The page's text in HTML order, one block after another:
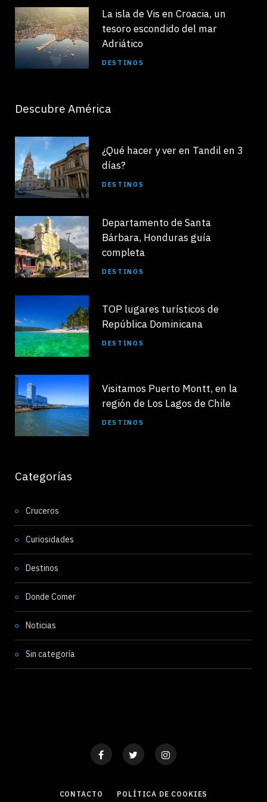
La isla de Vis en Croacia, un
tesoro escondido del mar
Adriático
DESTINOS
Descubre América
¿Qué hacer y ver en Tandil en 3
días?
DESTINOS
Departamento de Santa
Bárbara, Honduras guía
completa
DESTINOS
TOP lugares turísticos de
República Dominicana
DESTINOS
Visitamos Puerto Montt, en la
región de Los Lagos de Chile
DESTINOS
Categorías
Cruceros
Curiosidades
Destinos
Donde Comer
Noticias
Sin categoría
CONTACTO POLÍTICA DE COOKIES